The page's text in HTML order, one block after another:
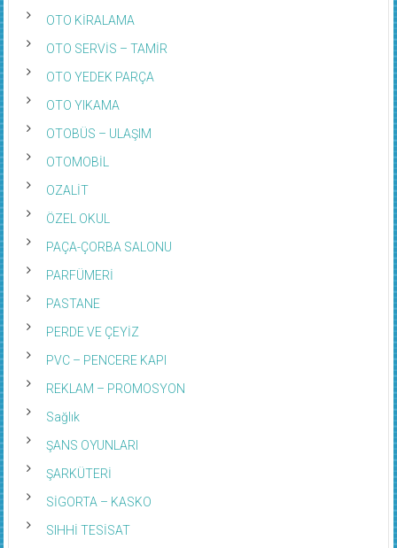
OTO KİRALAMA
OTO SERVİS – TAMİR
OTO YEDEK PARÇA
OTO YIKAMA
OTOBÜS – ULAŞIM
OTOMOBİL
OZALİT
ÖZEL OKUL
PAÇA-ÇORBA SALONU
PARFÜMERİ
PASTANE
PERDE VE ÇEYİZ
PVC – PENCERE KAPI
REKLAM – PROMOSYON
Sağlık
ŞANS OYUNLARI
ŞARKÜTERİ
SİGORTA – KASKO
SIHHİ TESİSAT